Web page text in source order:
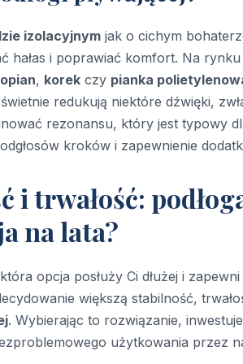
izolacyjnym jak o cichym
hałas i poprawiać komfort. Na
, korek czy pianka
redukują niektóre dźwięki,
rezonansu, który jest typowy
kroków i zapewnienie
i trwałość:
na lata?
opcja posłuży Ci dłużej i
większą stabilność,
. Wybierając to rozwiązanie,
użytkowania przez